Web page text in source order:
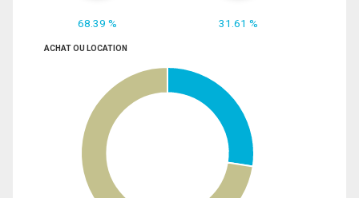
68.39 % 31.61 %
ACHAT OU LOCATION